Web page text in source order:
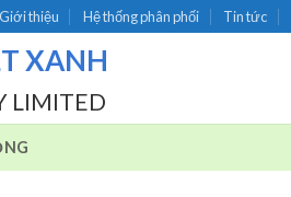
Giới thiệu Hệ thống phân phối Tin tức
XANH
LIMITED